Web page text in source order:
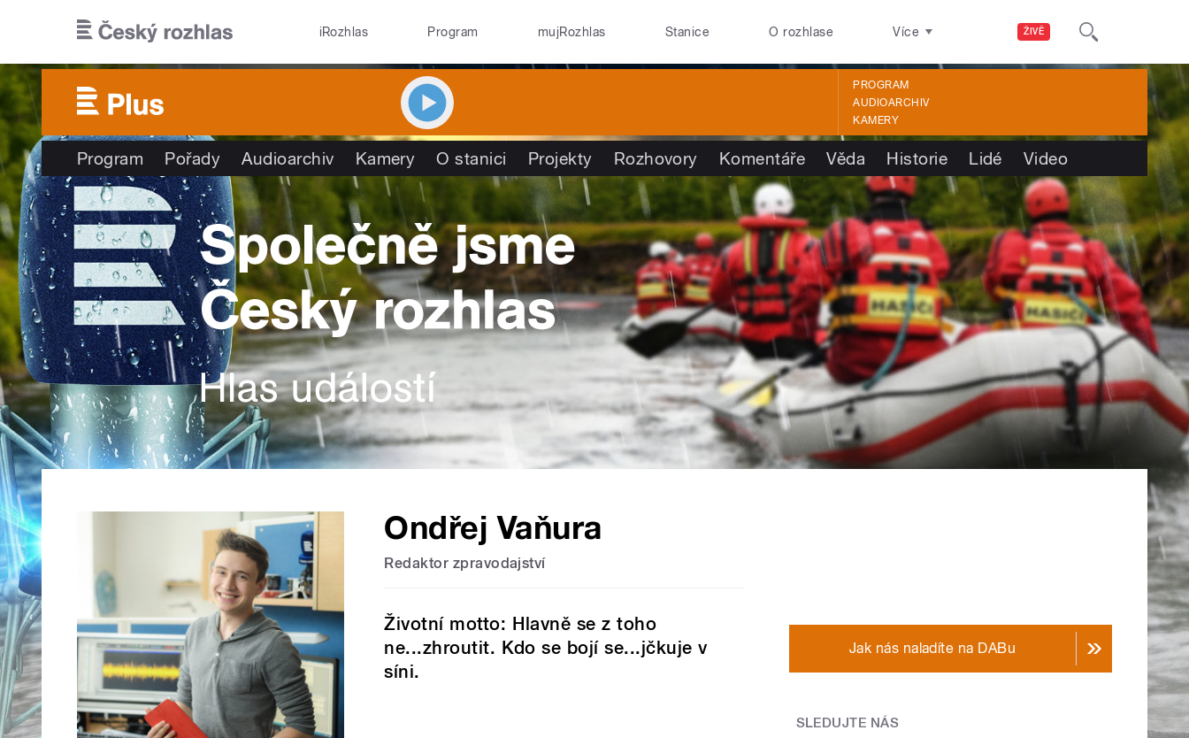
ŽIVĚ
iRozhlas Program mujRozhlas Stanice O rozhlase Více
PROGRAM
AUDIOARCHIV
KAMERY
Program Pořady Audioarchiv Kamery O stanici Projekty Rozhovory Komentáře Věda Historie Lidé Video
Ondřej Vaňura
Redaktor zpravodajství
Životní motto: Hlavně se z toho
ne...zhroutit. Kdo se bojí se...jčkuje v
síni.
Jak nás naladíte na DABu
SLEDUJTE NÁS